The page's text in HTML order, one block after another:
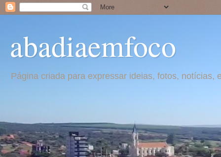
abadiaemfoco
Página criada para expressar ideias, fotos,